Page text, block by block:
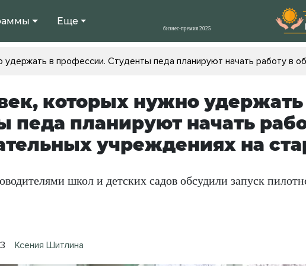
Еще
удержать в профессии. Студенты педа планируют начать работу в
которых нужно
педа планируют начать
учреждениях на
школ и детских садов обсудили запуск
Ксения Шитлина